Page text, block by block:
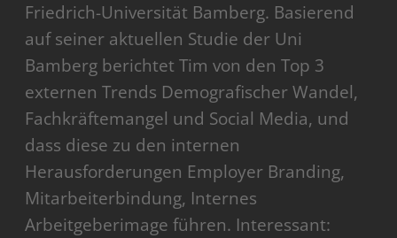
Friedrich-Universität Bamberg. Basierend
auf seiner aktuellen Studie der Uni
Bamberg berichtet Tim von den Top 3
externen Trends Demografischer Wandel,
Fachkräftemangel und Social Media, und
dass diese zu den internen
Herausforderungen Employer Branding,
Mitarbeiterbindung, Internes
Arbeitgeberimage führen. Interessant: